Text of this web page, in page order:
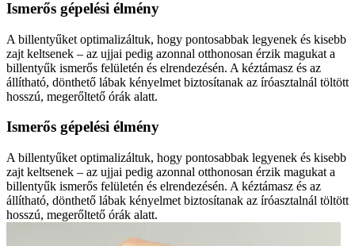
Ismerős gépelési élmény
A billentyűket optimalizáltuk, hogy pontosabbak legyenek és kisebb
zajt keltsenek – az ujjai pedig azonnal otthonosan érzik magukat a
billentyűk ismerős felületén és elrendezésén. A kéztámasz és az
állítható, dönthető lábak kényelmet biztosítanak az íróasztalnál töltött
hosszú, megerőltető órák alatt.
Ismerős gépelési élmény
A billentyűket optimalizáltuk, hogy pontosabbak legyenek és kisebb
zajt keltsenek – az ujjai pedig azonnal otthonosan érzik magukat a
billentyűk ismerős felületén és elrendezésén. A kéztámasz és az
állítható, dönthető lábak kényelmet biztosítanak az íróasztalnál töltött
hosszú, megerőltető órák alatt.